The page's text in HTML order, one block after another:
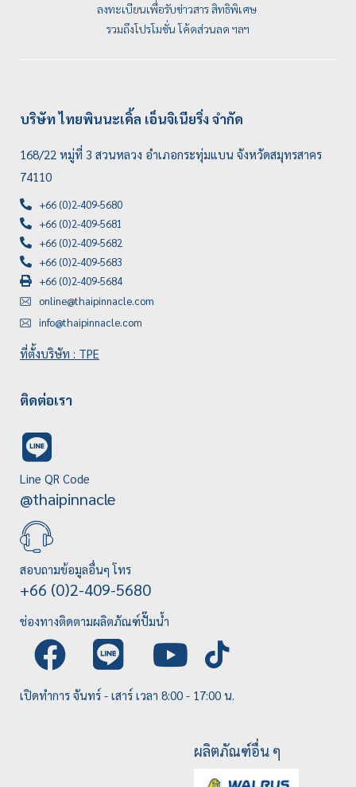
ลงทะเบียนเพื่อรับข่าวสาร สิทธิพิเศษ
รวมถึงโปรโมชั่น โค้ดส่วนลด ฯลฯ
บริษัท ไทยพินนะเคิ้ล เอ็นจิเนียริ่ง จำกัด
168/22 หมู่ที่ 3 สวนหลวง อำเภอกระทุ่มแบน จังหวัดสมุทรสาคร
74110
+66 (0)2-409-5680
+66 (0)2-409-5681
+66 (0)2-409-5682
+66 (0)2-409-5683
+66 (0)2-409-5684
online@thaipinnacle.com
info@thaipinnacle.com
ที่ตั้งบริษัท : TPE
ติดต่อเรา
Line QR Code
@thaipinnacle
สอบถามข้อมูลอื่นๆ โทร
+66 (0)2-409-5680
ช่องทางติดตามผลิตภัณฑ์ปั๊มน้ำ
เปิดทำการ จันทร์ - เสาร์ เวลา 8:00 - 17:00 น.
ผลิตภัณฑ์อื่น ๆ